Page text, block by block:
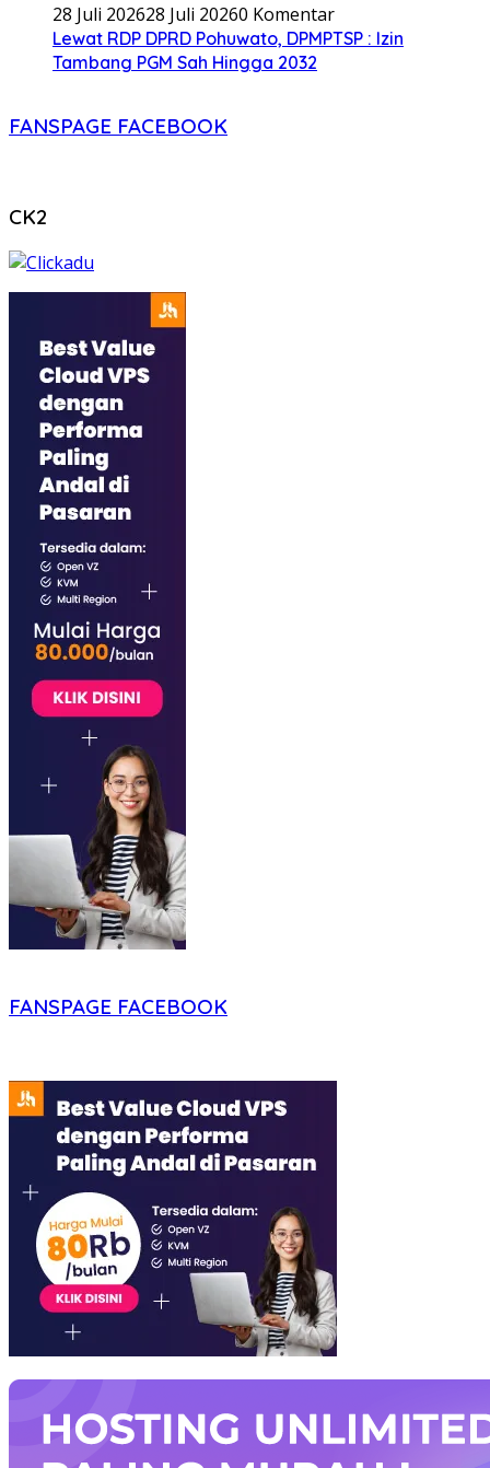
28 Juli 202628 Juli 20260 Komentar
Lewat RDP DPRD Pohuwato, DPMPTSP : Izin
Tambang PGM Sah Hingga 2032
FANSPAGE FACEBOOK
CK2
FANSPAGE FACEBOOK